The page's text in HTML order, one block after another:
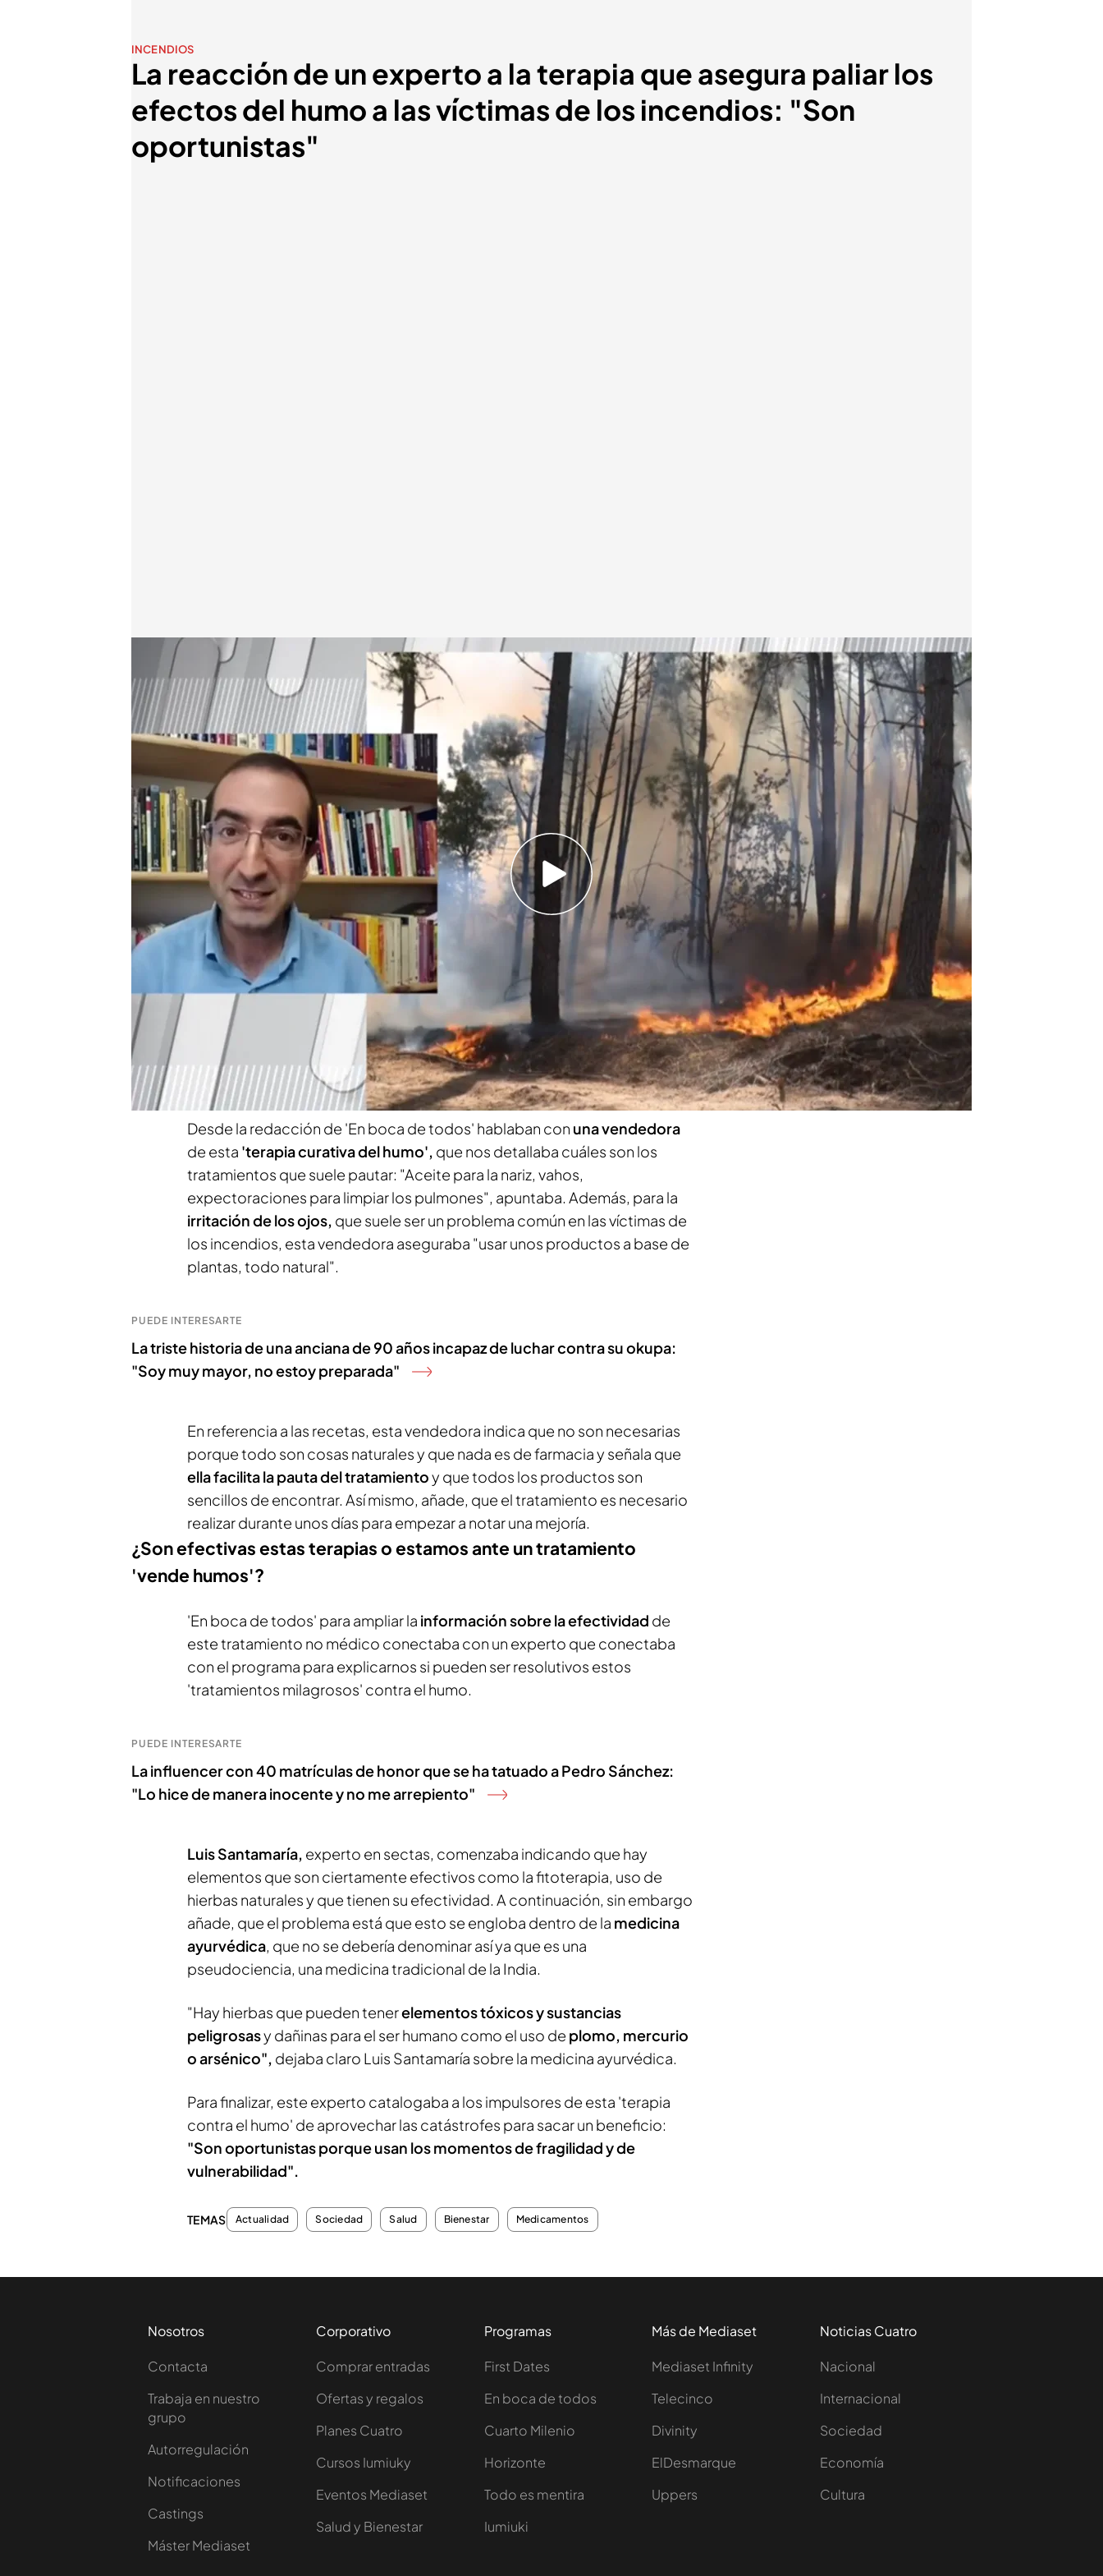
INCENDIOS
La reacción de un experto a la terapia que asegura paliar los
efectos del humo a las víctimas de los incendios: "Son
oportunistas"
Luis Santamaría, experto cuatro.com
En boca de todos
21 AGO 2025 - 11:44h.
Un centro ofrece una "terapia" que asegura paliar los efectos del
humo de los incendios en el cuerpo
El presidente Alfonso Rueda reacciona a la desesperación de los
vecinos de Galicia por los incendios: "No hemos podido llegar a todas
partes, comprendo el enfado"
Compartir
El programa ha descubierto unanueva terapia que promete
problemas de salud generados por el humo delos incendios que están
asolando el país.
En primer lugar, se fija una primera cita online con un
coste de
30 euros en el que la víctima explica sus síntomas y se señala una
terapia, abonando más dinero en función de la necesidades del paciente.
Desde la redacción de 'En boca de todos' hablaban con una vendedora
de esta 'terapia curativa del humo', que nos detallaba cuáles son los
tratamientos que suele pautar: "Aceite para la nariz, vahos,
expectoraciones para limpiar los pulmones", apuntaba. Además, para la
irritación de los ojos, que suele ser un problema común en las víctimas de
los incendios, esta vendedora aseguraba "usar unos productos a base de
plantas, todo natural".
PUEDE INTERESARTE
La triste historia de una anciana de 90 años incapaz de luchar contra su okupa:
"Soy muy mayor, no estoy preparada"
En referencia a las recetas, esta vendedora indica que no son necesarias
porque todo son cosas naturales y que nada es de farmacia y señala que
ella facilita la pauta del tratamientoy que todos los productos son
sencillos de encontrar. Así mismo, añade, que el tratamiento es necesario
realizar durante unos días para empezar a notar una mejoría.
¿Son efectivas estas terapias o estamos ante un tratamiento
'vende humos'?
'En boca de todos' para ampliar la información sobre la efectividad de
este tratamiento no médico conectaba con un experto que conectaba
con el programa para explicarnos si pueden ser resolutivos estos
'tratamientos milagrosos' contra el humo.
PUEDE INTERESARTE
La influencer con 40 matrículas de honor que se ha tatuado a Pedro Sánchez:
"Lo hice de manera inocente y no me arrepiento"
Luis Santamaría, experto en sectas, comenzaba indicando que hay
elementos que son ciertamente efectivos como la fitoterapia, uso de
hierbas naturales y que tienen su efectividad. A continuación, sin embargo
añade, que el problema está que esto se engloba dentro de la medicina
ayurvédica, que no se debería denominar así ya que es una
pseudociencia, una medicina tradicional de la India.
"Hay hierbas que pueden tenerelementos tóxicos y sustancias
peligrosasy dañinas para el ser humano como el uso de plomo, mercurio
o arsénico", dejaba claro Luis Santamaría sobre la medicina ayurvédica.
Para finalizar, este experto catalogaba a los impulsores de esta 'terapia
contra el humo' de aprovechar las catástrofes para sacar un beneficio:
"Son oportunistas porque usan los momentos de fragilidad y de
vulnerabilidad".
TEMAS Actualidad Sociedad Salud Bienestar Medicamentos
Nosotros
Contacta
Trabaja en nuestro
grupo
Autorregulación
Notificaciones
Castings
Máster Mediaset
Corporativo
Comprar entradas
Ofertas y regalos
Planes Cuatro
Cursos Iumiuky
Eventos Mediaset
Salud y Bienestar
Programas
First Dates
En boca de todos
Cuarto Milenio
Horizonte
Todo es mentira
Iumiuki
Más de Mediaset
Mediaset Infinity
Telecinco
Divinity
ElDesmarque
Uppers
Noticias Cuatro
Nacional
Internacional
Sociedad
Economía
Cultura